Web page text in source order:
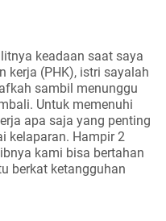
keadaan saat saya
kerja (PHK), istri sayalah
sambil menunggu
Untuk memenuhi
apa saja yang penting
kelaparan. Hampir 2
kami bisa bertahan
berkat ketangguhan